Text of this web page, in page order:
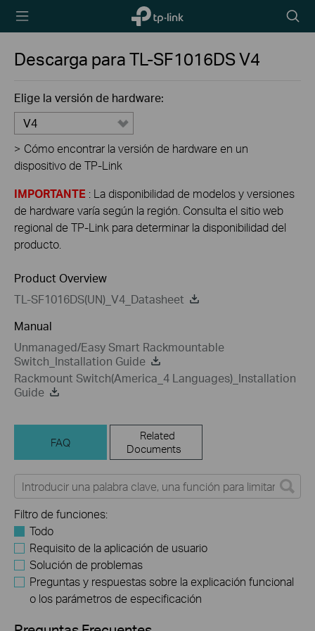
TP-Link,
Reliably
icon
Descarga paraTL-SF1016DSV4
Elige la versión de hardware:
V4
> Cómo encontrar la versión de hardware en un
dispositivo de TP-Link
IMPORTANTE : La disponibilidad de modelos y versiones
de hardware varía según la región. Consulta el sitio web
regional de TP-Link para determinar la disponibilidad del
producto.
Product Overview
TL-SF1016DS(UN)_V4_Datasheet
Manual
Unmanaged/Easy Smart Rackmountable
Switch_Installation Guide
Rackmount Switch(America_4 Languages)_Installation
Guide
FAQ
Related
Documents
Filtro de funciones:
Todo
Requisito de la aplicación de usuario
Solución de problemas
Preguntas y respuestas sobre la explicación funcional
o los parámetros de especificación